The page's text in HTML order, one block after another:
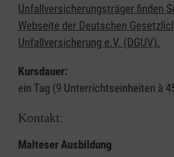
Unfallversicherungsträger finden
Webseite der Deutschen
Unfallversicherung e.V. (DGUV).
Kursdauer:
ein Tag (9 Unterrichtseinheiten à
Kontakt:
Malteser Ausbildung